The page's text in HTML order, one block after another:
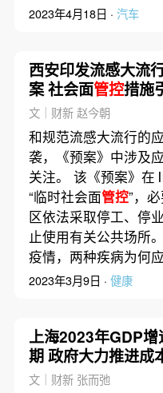
2023年4月18日 · 汽车
西安印发流感大流
案 社会面管控措施
文｜财新 赵今朝
和规范流感大流行的
袭，《预案》中涉及
关注。 该《预案》
“临时社会面管控”，
区依法采取停工、停
止使用有关公共场所
疫情，两种疾病为何
2023年3月9日 · 健康
上海2023年GDP增
期 政府大力推进成
控
文｜财新 张而弛